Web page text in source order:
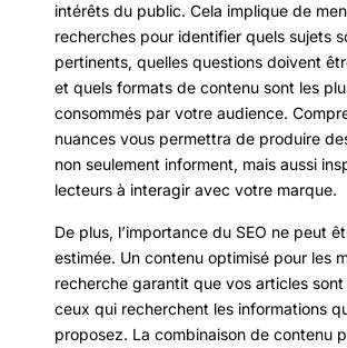
intérêts du public. Cela implique de
recherches pour identifier quels sujets
pertinents, quelles questions doivent
et quels formats de contenu sont les
consommés par votre audience.
nuances vous permettra de produire
non seulement informent, mais aussi
lecteurs à interagir avec votre marque.
De plus, l’importance du SEO ne peut
estimée. Un contenu optimisé pour les
recherche garantit que vos articles
ceux qui recherchent les informations
proposez. La combinaison de contenu